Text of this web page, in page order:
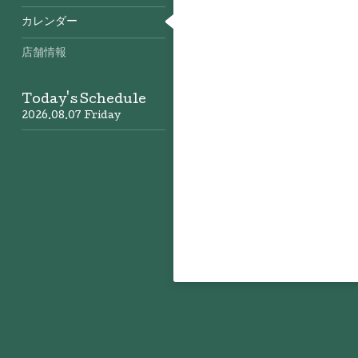
カレンダー
店舗情報
Today's Schedule
2026.08.07 Friday